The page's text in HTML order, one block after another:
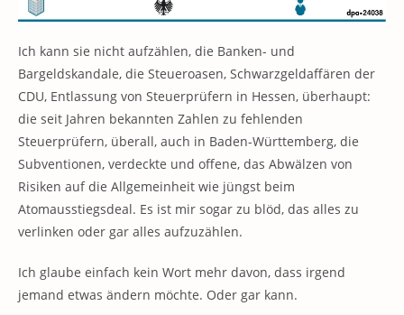
Ich kann sie nicht aufzählen, die Banken- und
Bargeldskandale, die Steueroasen, Schwarzgeldaffären der
CDU, Entlassung von Steuerprüfern in Hessen, überhaupt:
die seit Jahren bekannten Zahlen zu fehlenden
Steuerprüfern, überall, auch in Baden-Württemberg, die
Subventionen, verdeckte und offene, das Abwälzen von
Risiken auf die Allgemeinheit wie jüngst beim
Atomausstiegsdeal. Es ist mir sogar zu blöd, das alles zu
verlinken oder gar alles aufzuzählen.
Ich glaube einfach kein Wort mehr davon, dass irgend
jemand etwas ändern möchte. Oder gar kann.